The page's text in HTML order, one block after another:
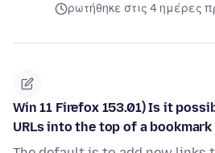
ρωτήθηκε στις 4 ημέρες
Win 11 Firefox 153.01) Is it
URLs into the top of a